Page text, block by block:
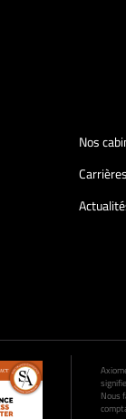
Nos
Carrières
Nous